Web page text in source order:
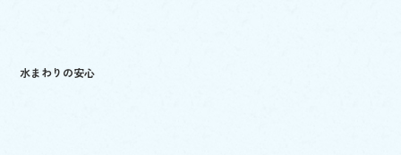
o
水まわりの安心